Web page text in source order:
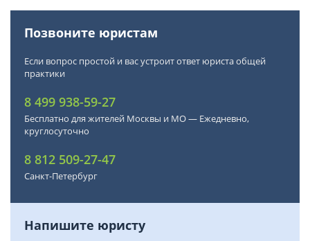
Позвоните юристам
Если вопрос простой и вас устроит ответ юриста общей
практики
8 499 938-59-27
Бесплатно для жителей Москвы и МО — Ежедневно,
круглосуточно
8 812 509-27-47
Санкт-Петербург
Напишите юристу